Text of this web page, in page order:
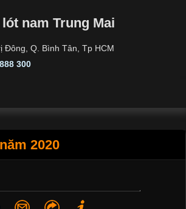
nam Trung Mai
Đông, Q. Bình Tân, Tp HCM
300
2020